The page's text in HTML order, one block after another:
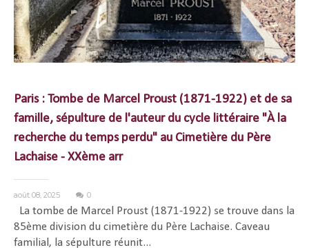
Paris : Tombe de Marcel Proust (1871-1922) et de sa
famille, sépulture de l'auteur du cycle littéraire "À la
recherche du temps perdu" au Cimetière du Père
Lachaise - XXème arr
août 08, 2025 0
La tombe de Marcel Proust (1871-1922) se trouve dans la
85ème division du cimetière du Père Lachaise. Caveau
familial, la sépulture réunit...